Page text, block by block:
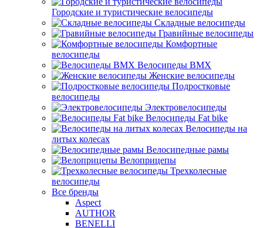
Городские и туристические велосипеды
Складные велосипеды
Гравийные велосипеды
Комфортные
велосипеды
Велосипеды BMX
Женские велосипеды
Подростковые
велосипеды
Электровелосипеды
Велосипеды Fat bike
Велосипеды на
литых колесах
Велосипедные рамы
Велоприцепы
Трехколесные
велосипеды
Все бренды
Aspect
AUTHOR
BENELLI